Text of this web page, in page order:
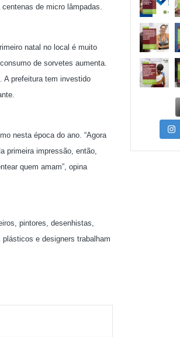
de micro lâmpadas.
natal no local é muito
de sorvetes aumenta.
A prefeitura tem investido
nesta época do ano. “Agora
primeira impressão, então,
quem amam”, opina
pintores, desenhistas,
e designers trabalham